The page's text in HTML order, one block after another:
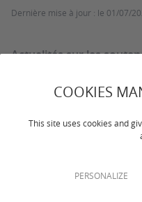
COOKIES
This site uses cookies and
PERSONALIZE
Dernière mise à jour : le 01/07/
Actualités sur les
dernières années.
Calendrier des